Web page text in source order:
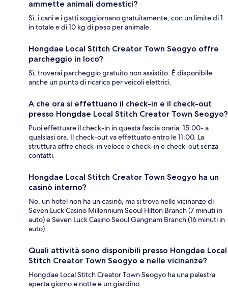
ammette animali domestici?
Sì, i cani e i gatti soggiornano gratuitamente, con un limite di 1
in totale e di 10 kg di peso per animale.
Hongdae Local Stitch Creator Town Seogyo offre
parcheggio in loco?
Sì, troverai parcheggio gratuito non assistito. È disponibile
anche un punto di ricarica per veicoli elettrici.
A che ora si effettuano il check-in e il check-out
presso Hongdae Local Stitch Creator Town Seogyo?
Puoi effettuare il check-in in questa fascia oraria: 15:00- a
qualsiasi ora. Il check-out va effettuato entro le 11:00. La
struttura offre check-in veloce e check-in e check-out senza
contatti.
Hongdae Local Stitch Creator Town Seogyo ha un
casinò interno?
No, un hotel non ha un casinò, ma si trova nelle vicinanze di
Seven Luck Casino Millennium Seoul Hilton Branch (7 minuti in
auto) e Seven Luck Casino Seoul Gangnam Branch (16 minuti in
auto).
Quali attività sono disponibili presso Hongdae Local
Stitch Creator Town Seogyo e nelle vicinanze?
Hongdae Local Stitch Creator Town Seogyo ha una palestra
aperta giorno e notte e un giardino.